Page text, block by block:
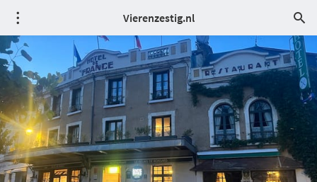
Vierenzestig.nl